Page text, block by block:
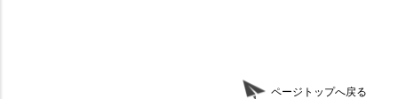
ページトップへ戻る